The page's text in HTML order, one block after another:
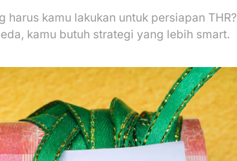
kamu lakukan untuk persiapan THR?
kamu butuh strategi yang lebih smart.